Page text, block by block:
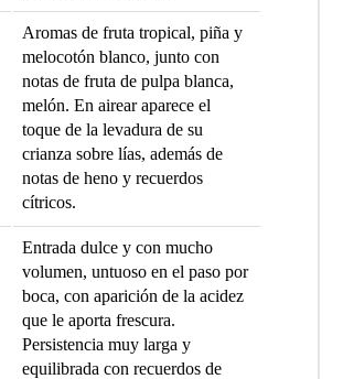
Aromas de fruta tropical, piña y
melocotón blanco, junto con
notas de fruta de pulpa blanca,
melón. En airear aparece el
toque de la levadura de su
crianza sobre lías, además de
notas de heno y recuerdos
cítricos.
Entrada dulce y con mucho
volumen, untuoso en el paso por
boca, con aparición de la acidez
que le aporta frescura.
Persistencia muy larga y
equilibrada con recuerdos de